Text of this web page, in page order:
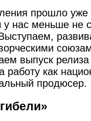
прошло
у нас меньше не
выпуск
как
продюсер.